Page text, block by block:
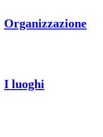
Organizzazione
I luoghi